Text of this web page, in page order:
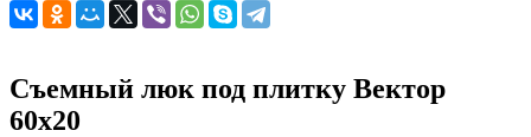
Съемный люк под плитку Вектор
60х20